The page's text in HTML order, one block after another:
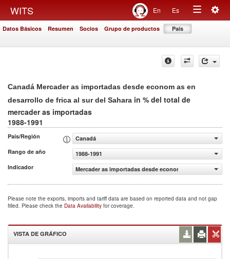
WITS En Es
Toggle
Datos Básicos Resumen Socios Grupo de productos País
Canadá Mercader as importadas desde econom as en
desarrollo de frica al sur del Sahara in % del total de
mercader as importadas
1988-1991
País/Región
Canadá
Rango de año
1988-1991
Indicador
Mercader as importadas desde econom as en
Please note the exports, imports and tariff data are based on reported data and not gap
filled. Please check the Data Availability for coverage.
VISTA DE GRÁFICO